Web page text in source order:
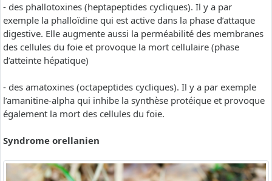
- des phallotoxines (heptapeptides cycliques). Il y a par
exemple la phalloïdine qui est active dans la phase d’attaque
digestive. Elle augmente aussi la perméabilité des membranes
des cellules du foie et provoque la mort cellulaire (phase
d’atteinte hépatique)
- des amatoxines (octapeptides cycliques). Il y a par exemple
l’amanitine-alpha qui inhibe la synthèse protéique et provoque
également la mort des cellules du foie.
Syndrome orellanien